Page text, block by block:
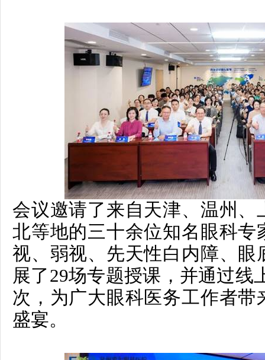
会议邀请了来自天津、温州、
北等地的三十余位知名眼科专
视、弱视、先天性白内障、眼
展了29场专题授课，并通过线
次，为广大眼科医务工作者带
盛宴。